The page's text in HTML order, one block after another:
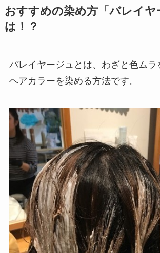
おすすめの染め方「バレイヤ
は！？
バレイヤージュとは、わざと色ムラ
ヘアカラーを染める方法です。